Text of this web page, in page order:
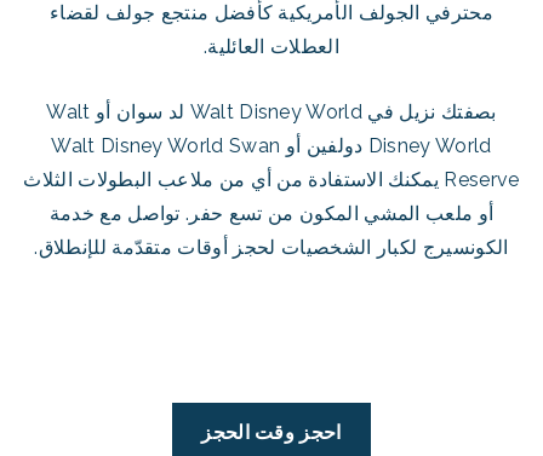
محترفي الجولف الأمريكية كأفضل منتجع جولف لقضاء
العطلات العائلية.
بصفتك نزيل في Walt Disney World لد سوان أو Walt
Disney World دولفين أو Walt Disney World Swan
Reserve يمكنك الاستفادة من أي من ملاعب البطولات الثلاث
أو ملعب المشي المكون من تسع حفر. تواصل مع خدمة
الكونسيرج لكبار الشخصيات لحجز أوقات متقدّمة للإنطلاق.
احجز وقت الحجز